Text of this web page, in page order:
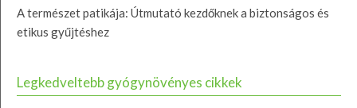
A természet patikája: Útmutató kezdőknek a biztonságos és
etikus gyűjtéshez
Legkedveltebb gyógynövényes cikkek